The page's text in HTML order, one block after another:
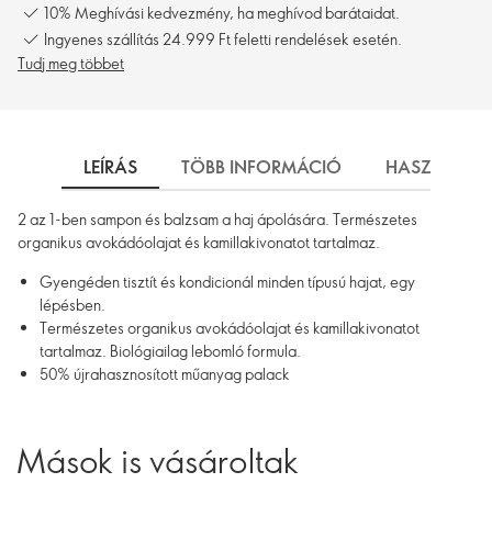
10% Meghívási kedvezmény, ha meghívod barátaidat.
Ingyenes szállítás 24.999 Ft feletti rendelések esetén.
Tudj meg többet
LEÍRÁS TÖBB INFORMÁCIÓ HASZNÁLAT
2 az 1-ben sampon és balzsam a haj ápolására. Természetes
organikus avokádóolajat és kamillakivonatot tartalmaz.
Gyengéden tisztít és kondicionál minden típusú hajat, egy
lépésben.
Természetes organikus avokádóolajat és kamillakivonatot
tartalmaz. Biológiailag lebomló formula.
50% újrahasznosított műanyag palack
Mások is vásároltak